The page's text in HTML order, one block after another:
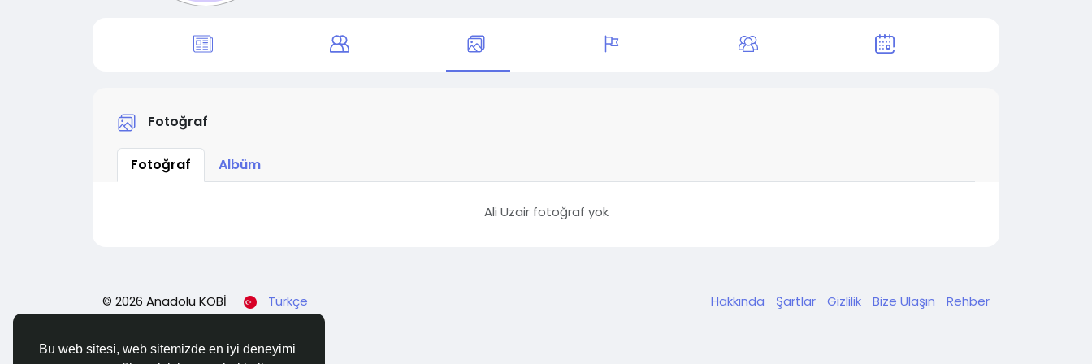
Bu web sitesi, web sitemizde en iyi deneyimi
Fotoğraf
Fotoğraf Albüm
Ali Uzair fotoğraf yok
© 2026 Anadolu KOBİ Türkçe Hakkında Şartlar Gizlilik Bize Ulaşın Rehber